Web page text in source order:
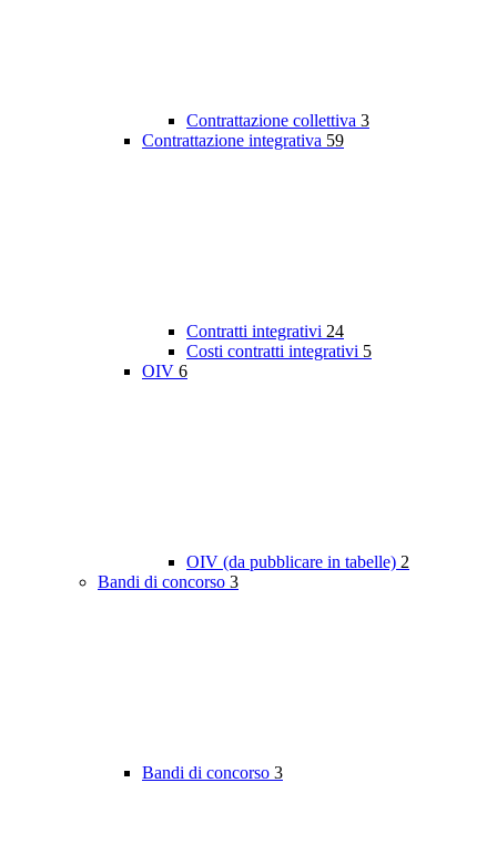
Contrattazione collettiva 3
Contrattazione integrativa 59
Contratti integrativi 24
Costi contratti integrativi 5
OIV 6
OIV (da pubblicare in tabelle) 2
Bandi di concorso 3
Bandi di concorso 3